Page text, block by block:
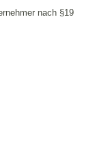
nach §19